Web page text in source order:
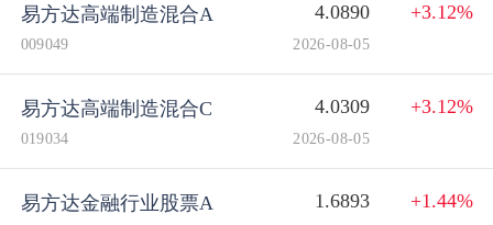
易方达高端制造混合A 4.0890 +3.12%
009049 2026-08-05
易方达高端制造混合C 4.0309 +3.12%
019034 2026-08-05
易方达金融行业股票A 1.6893 +1.44%